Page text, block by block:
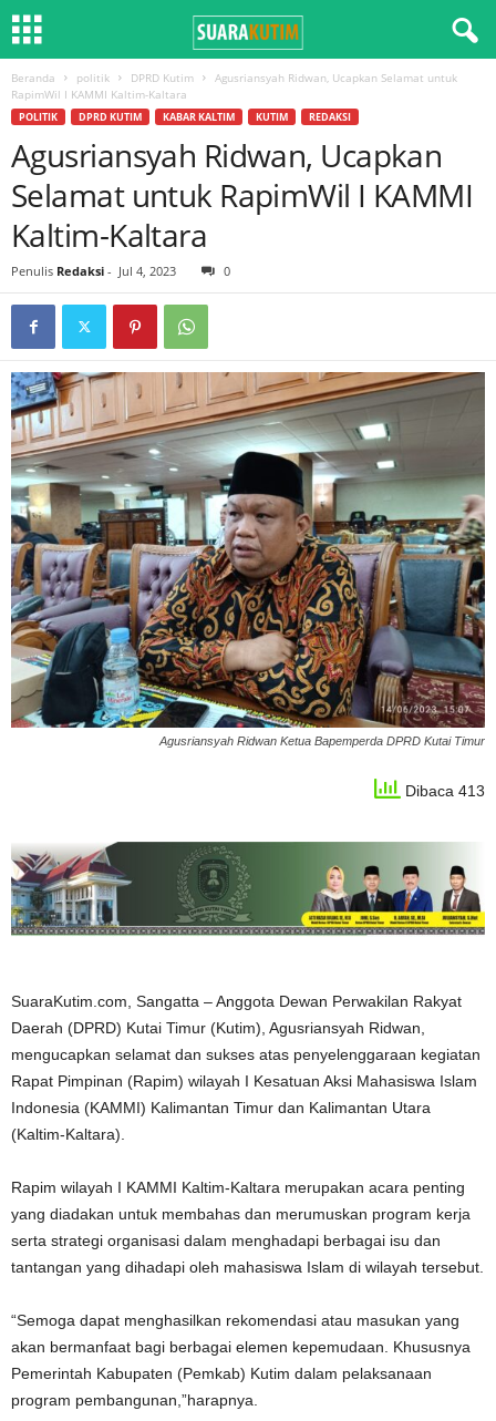
Beranda politik DPRD Kutim
Agusriansyah Ridwan, Ucapkan Selamat untuk
RapimWil I KAMMI Kaltim-Kaltara
POLITIK DPRD KUTIM KABAR KALTIM KUTIM REDAKSI
Agusriansyah Ridwan, Ucapkan
Selamat untuk RapimWil I KAMMI
Kaltim-Kaltara
Penulis Redaksi - Jul 4, 2023 0
Agusriansyah Ridwan Ketua Bapemperda DPRD Kutai Timur
Dibaca 413
SuaraKutim.com, Sangatta – Anggota Dewan Perwakilan Rakyat
Daerah (DPRD) Kutai Timur (Kutim), Agusriansyah Ridwan,
mengucapkan selamat dan sukses atas penyelenggaraan kegiatan
Rapat Pimpinan (Rapim) wilayah I Kesatuan Aksi Mahasiswa Islam
Indonesia (KAMMI) Kalimantan Timur dan Kalimantan Utara
(Kaltim-Kaltara).
Rapim wilayah I KAMMI Kaltim-Kaltara merupakan acara penting
yang diadakan untuk membahas dan merumuskan program kerja
serta strategi organisasi dalam menghadapi berbagai isu dan
tantangan yang dihadapi oleh mahasiswa Islam di wilayah tersebut.
“Semoga dapat menghasilkan rekomendasi atau masukan yang
akan bermanfaat bagi berbagai elemen kepemudaan. Khususnya
Pemerintah Kabupaten (Pemkab) Kutim dalam pelaksanaan
program pembangunan,”harapnya.